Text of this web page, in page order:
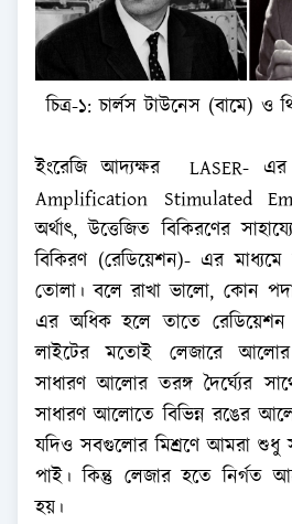
চিত্র-১: চার্লস টাউনেস (বামে) ও
ইংরেজি আদ্যক্ষর LASER-
Amplification Stimulated
অর্থাৎ, উত্তেজিত বিকিরণের
বিকিরণ (রেডিয়েশন)- এর
তোলা। বলে রাখা ভালো, কোন
এর অধিক হলে তাতে রেডিয়েশন
লাইটের মতোই লেজারে
সাধারণ আলোর তরঙ্গ দৈর্ঘ্যের
সাধারণ আলোতে বিভিন্ন রঙের
যদিও সবগুলোর মিশ্রণে আমরা
পাই। কিন্তু লেজার হতে নির্গত
হয়।